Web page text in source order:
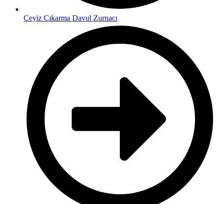
Çeyiz Çıkarma Davul Zurnacı